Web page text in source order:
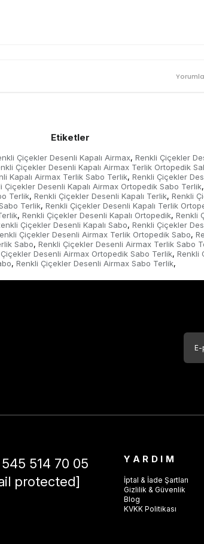
Etiketler
Çiçekler Desenli Kapalı Airmax, Renkli Çiçekler
Çiçekler Desenli Kapalı Airmax Terlik Ortopedik
Kapalı Airmax Terlik Sabo Terlik, Renkli Çiçekler
Çiçekler Desenli Kapalı Airmax Ortopedik Sabo Terlik,
Terlik, Renkli Çiçekler Desenli Kapalı Terlik, Renkli
Terlik, Renkli Çiçekler Desenli Kapalı Terlik
, Renkli Çiçekler Desenli Kapalı Ortopedik, Renkli
Çiçekler Desenli Kapalı Sabo, Renkli Çiçekler
Çiçekler Desenli Airmax Terlik Ortopedik Sabo,
Sabo, Renkli Çiçekler Desenli Airmax Terlik Sabo
Desenli Airmax Ortopedik Sabo Terlik, Renkli
, Renkli Çiçekler Desenli Airmax Sabo Terlik,
514 70 05
protected]
YARDIM
İptal & İade Şartları
Gizlilik & Güvenlik
Blog
KVKK Politikası